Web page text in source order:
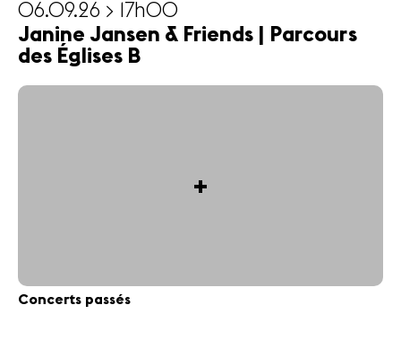
06.09.26 > 17h00
Janine Jansen & Friends | Parcours
des Églises B
+
Concerts passés